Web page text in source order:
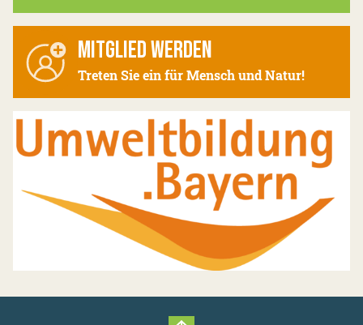
MITGLIED WERDEN
Treten Sie ein für Mensch und Natur!